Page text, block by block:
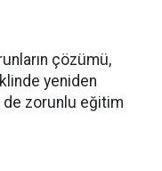
çözümü,
yeniden
zorunlu eğitim